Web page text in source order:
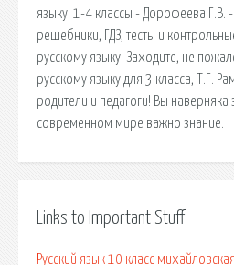
языку. 1-4 классы - Дорофеева Г.В.
решебники, ГДЗ, тесты и
русскому языку. Заходите, не
русскому языку для 3 класса, Т.Г.
родители и педагоги! Вы наверняка
современном мире важно знание.
Links to Important Stuff
Русский язык 10 класс